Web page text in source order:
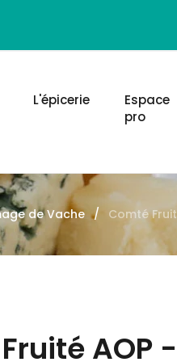
L'épicerie
Espace
pro
de Vache Comté
AOP